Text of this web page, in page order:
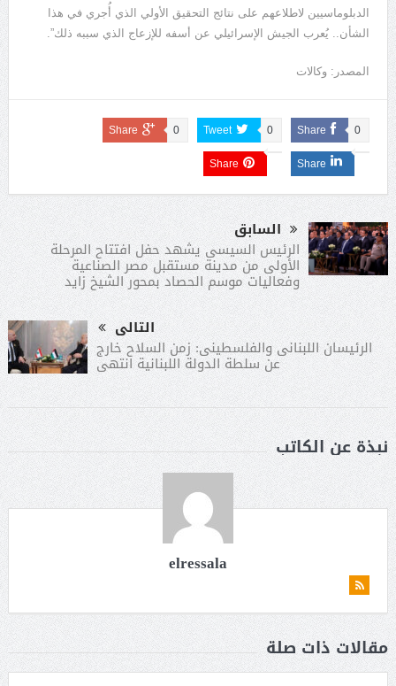
الدبلوماسيين لاطلاعهم على نتائج التحقيق الأولي الذي أُجري في هذا
الشأن.. يُعرب الجيش الإسرائيلي عن أسفه للإزعاج الذي سببه ذلك”.
المصدر: وكالات
Share 0
Tweet 0
Share 0
Share
Share
السابق
الرئيس السيسى يشهد حفل افتتاح المرحلة
الأولى من مدينة مستقبل مصر الصناعية
وفعاليات موسم الحصاد بمحور الشيخ زايد
التالى
الرئيسان اللبنانى والفلسطينى: زمن السلاح خارج
عن سلطة الدولة اللبنانية انتهى
نبذة عن الكاتب
elressala
مقالات ذات صلة